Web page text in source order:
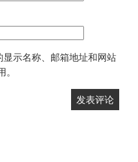
示名称、邮箱地址和网站